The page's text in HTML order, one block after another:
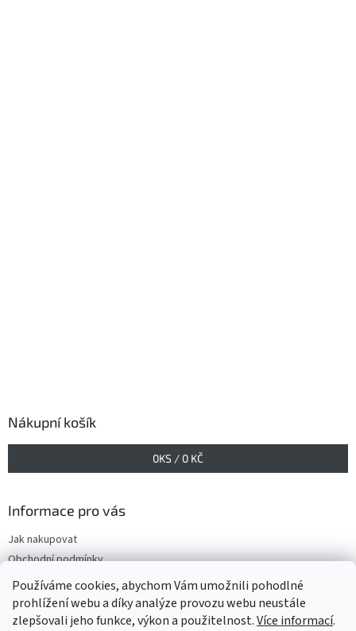
Používáme cookies, abychom Vám umožnili pohodlné
prohlížení webu a díky analýze provozu webu neustále
zlepšovali jeho funkce, výkon a použitelnost.Více informací.
Nákupní košík
0KS / 0 KČ
Informace pro vás
Jak nakupovat
Obchodní podmínky
Podmínky ochrany osobních údajů